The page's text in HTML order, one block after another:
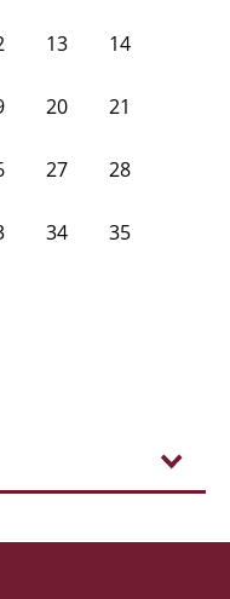
13 14
20 21
27 28
34 35